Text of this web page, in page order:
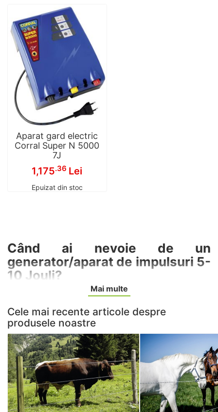
Aparat gard electric
Corral Super N 5000
7J
1,175.36 Lei
Epuizat din stoc
Când ai nevoie de un
generator/aparat de impulsuri 5-
10 Jouli?
Generatoarele de impulsuri de 5-10 Jouli sunt
recomandate pentru garduri electrice mai lungi, pentru
ferme de dimensiuni medii și pentru perimetre unde
este nevoie de o protecție mai puternică. Această
gamă este potrivită atât pentru ferme de animale, cât
și pentru protecția culturilor agricole, fiind o alegere
practică pentru fermierii care vor un echilibru bun între
putere, acoperire și flexibilitate.
Generatoarele din această categorie pot fi folosite
pentru bovine, cai, oi, capre și, în anumite condiții,
pentru descurajarea animalelor sălbatice care intră pe
Mai multe
Cele mai recente articole despre
produsele noastre